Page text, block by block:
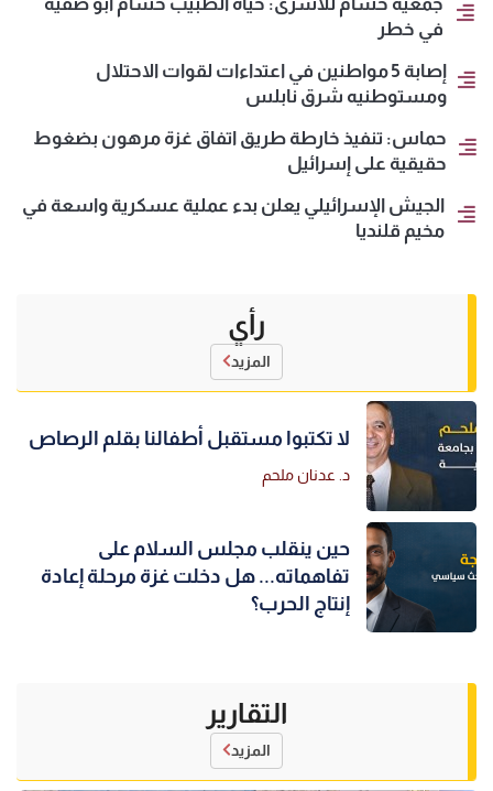
في خطر
إصابة 5 مواطنين في اعتداءات لقوات الاحتلال
ومستوطنيه شرق نابلس
حماس: تنفيذ خارطة طريق اتفاق غزة مرهون بضغوط
حقيقية على إسرائيل
الجيش الإسرائيلي يعلن بدء عملية عسكرية واسعة في
مخيم قلنديا
رأي
المزيد
لا تكتبوا مستقبل أطفالنا بقلم الرصاص
د. عدنان ملحم
حين ينقلب مجلس السلام على
تفاهماته... هل دخلت غزة مرحلة إعادة
إنتاج الحرب؟
التقارير
المزيد